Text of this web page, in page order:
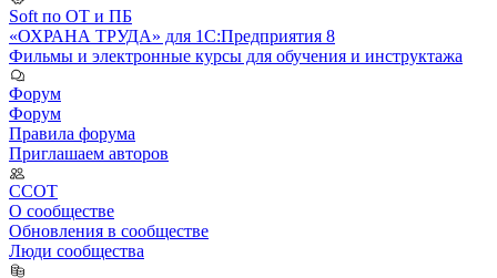
Soft по ОТ и ПБ
«ОХРАНА ТРУДА» для 1С:Предприятия 8
Фильмы и электронные курсы для обучения и инструктажа
Форум
Форум
Правила форума
Приглашаем авторов
ССОТ
О сообществе
Обновления в сообществе
Люди сообщества